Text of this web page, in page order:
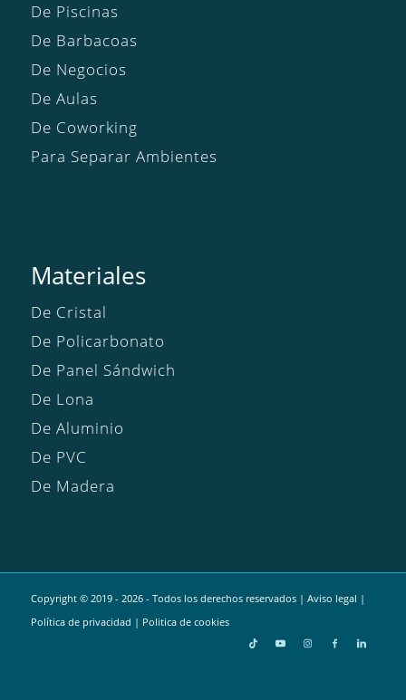
De Piscinas
De Barbacoas
De Negocios
De Aulas
De Coworking
Para Separar Ambientes
Materiales
De Cristal
De Policarbonato
De Panel Sándwich
De Lona
De Aluminio
De PVC
De Madera
Copyright © 2019 - 2026 - Todos los derechos reservados | Aviso legal |
Política de privacidad | Politica de cookies